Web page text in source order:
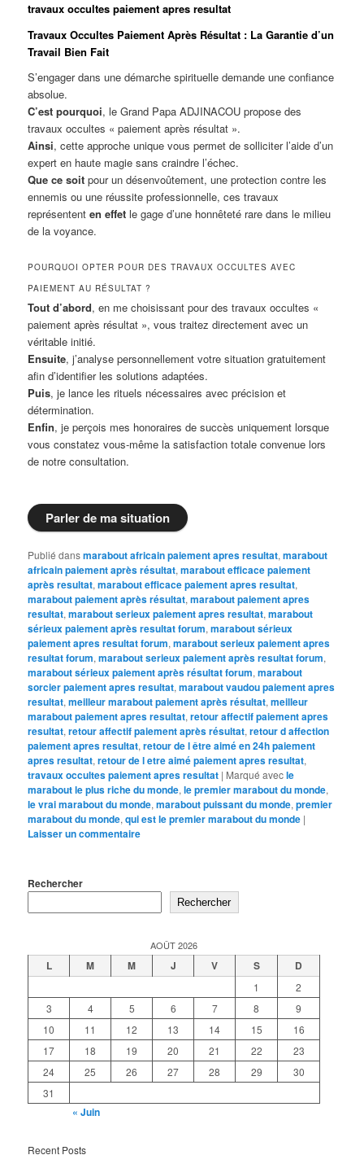
travaux occultes paiement apres resultat
Travaux Occultes Paiement Après Résultat : La Garantie d’un
Travail Bien Fait
S’engager dans une démarche spirituelle demande une confiance
absolue.
C’est pourquoi, le Grand Papa ADJINACOU propose des
travaux occultes « paiement après résultat ».
Ainsi, cette approche unique vous permet de solliciter l’aide d’un
expert en haute magie sans craindre l’échec.
Que ce soit pour un désenvoûtement, une protection contre les
ennemis ou une réussite professionnelle, ces travaux
représententen effet le gage d’une honnêteté rare dans le milieu
de la voyance.
POURQUOI OPTER POUR DES TRAVAUX OCCULTES AVEC
PAIEMENT AU RÉSULTAT ?
Tout d’abord, en me choisissant pour des travaux occultes «
paiement après résultat », vous traitez directement avec un
véritable initié.
Ensuite, j’analyse personnellement votre situation gratuitement
afin d’identifier les solutions adaptées.
Puis, je lance les rituels nécessaires avec précision et
détermination.
Enfin, je perçois mes honoraires de succès uniquement lorsque
vous constatez vous-même la satisfaction totale convenue lors
de notre consultation.
Parler de ma situation
Publié dansmarabout africain paiement apres resultat,marabout
africain paiement après résultat,marabout efficace paiement
après resultat,marabout efficace paiement apres resultat,
marabout paiement après résultat,marabout paiement apres
resultat,marabout serieux paiement apres resultat,marabout
sérieux paiement après resultat forum,marabout sérieux
paiement apres resultat forum,marabout serieux paiement apres
resultat forum,marabout serieux paiement après resultat forum,
marabout sérieux paiement après résultat forum,marabout
sorcier paiement apres resultat,marabout vaudou paiement apres
resultat,meilleur marabout paiement après résultat,meilleur
marabout paiement apres resultat,retour affectif paiement apres
resultat,retour affectif paiement après résultat,retour d affection
paiement apres resultat,retour de l être aimé en 24h paiement
apres resultat,retour de l etre aimé paiement apres resultat,
travaux occultes paiement apres resultat | Marqué avecle
marabout le plus riche du monde,le premier marabout du monde,
le vrai marabout du monde,marabout puissant du monde,premier
marabout du monde,qui est le premier marabout du monde |
Laisser un commentaire
Rechercher
Rechercher
AOÛT 2026
L M M J V S D
1
2
3
4 5 6 7 8
9
10
11 12 13 14 15
16
17
18 19 20 21 22
23
24
25 26 27 28 29
30
31
« Juin
Recent Posts